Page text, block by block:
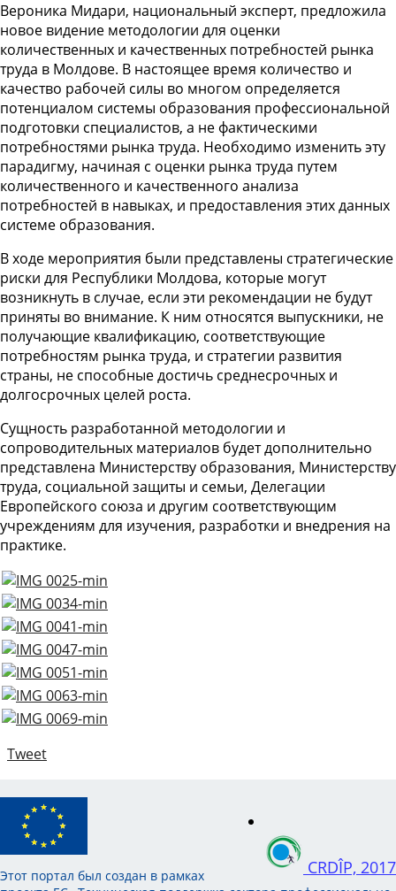
Вероника Мидари, национальный эксперт, предложила
новое видение методологии для оценки
количественных и качественных потребностей рынка
труда в Молдове. В настоящее время количество и
качество рабочей силы во многом определяется
потенциалом системы образования профессиональной
подготовки специалистов, а не фактическими
потребностями рынка труда. Необходимо изменить эту
парадигму, начиная с оценки рынка труда путем
количественного и качественного анализа
потребностей в навыках, и предоставления этих данных
системе образования.
В ходе мероприятия были представлены стратегические
риски для Республики Молдова, которые могут
возникнуть в случае, если эти рекомендации не будут
приняты во внимание. К ним относятся выпускники, не
получающие квалификацию, соответствующие
потребностям рынка труда, и стратегии развития
страны, не способные достичь среднесрочных и
долгосрочных целей роста.
Сущность разработанной методологии и
сопроводительных материалов будет дополнительно
представлена Министерству образования, Министерству
труда, социальной защиты и семьи, Делегации
Европейского союза и другим соответствующим
учреждениям для изучения, разработки и внедрения на
практике.
Tweet
CRDÎP, 2017
Этот портал был создан в рамках